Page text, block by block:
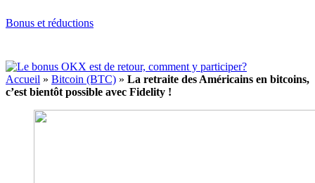
Bonus et réductions
Accueil » Bitcoin (BTC) » La retraite des Américains en bitcoins,
c’est bientôt possible avec Fidelity !